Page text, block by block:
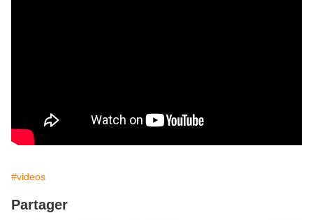
#videos
Partager